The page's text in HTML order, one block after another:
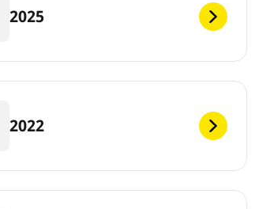
2025
2022